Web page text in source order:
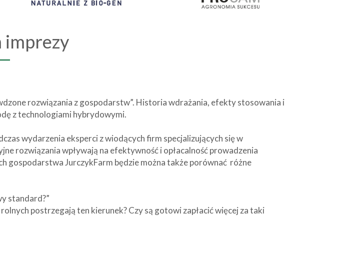
imprezy
rozwiązania z gospodarstw”. Historia wdrażania, efekty stosowania i
z technologiami hybrydowymi.
wydarzenia eksperci z wiodących firm specjalizujących się w
rozwiązania wpływają na efektywność i opłacalność prowadzenia
gospodarstwa JurczykFarm będzie można także porównać różne
standard?”
postrzegają ten kierunek? Czy są gotowi zapłacić więcej za taki